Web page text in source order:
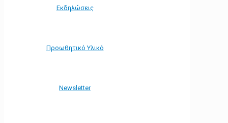
Εκδηλώσεις
Προωθητικό Υλικό
Νewsletter